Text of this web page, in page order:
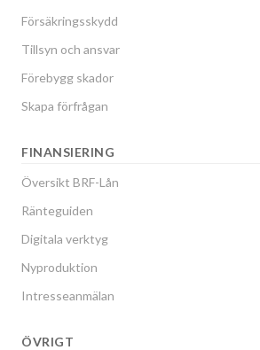
Försäkringsskydd
Tillsyn och ansvar
Förebygg skador
Skapa förfrågan
FINANSIERING
Översikt BRF-Lån
Ränteguiden
Digitala verktyg
Nyproduktion
Intresseanmälan
ÖVRIGT